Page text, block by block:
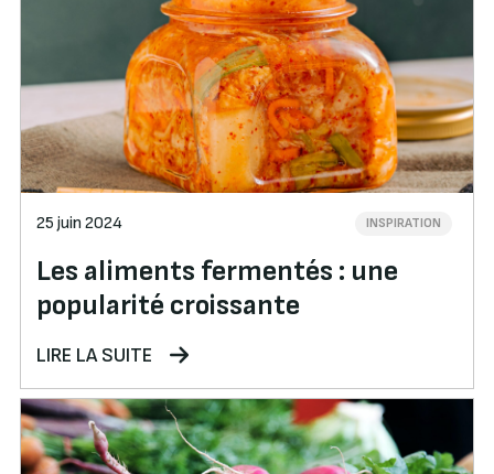
25 juin 2024 INSPIRATION
Les aliments fermentés : une
popularité croissante
LIRE LA SUITE